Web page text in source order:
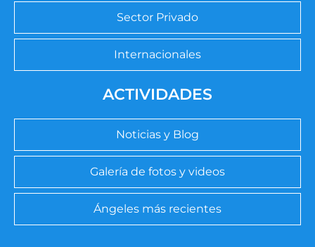
Sector Privado
Internacionales
ACTIVIDADES
Noticias y Blog
Galería de fotos y videos
Ángeles más recientes